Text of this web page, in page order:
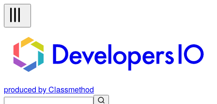
produced by Classmethod